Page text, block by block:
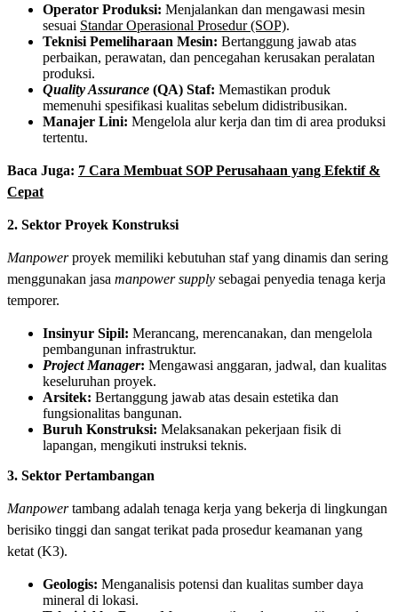
Operator Produksi: Menjalankan dan mengawasi mesin
sesuai Standar Operasional Prosedur (SOP).
Teknisi Pemeliharaan Mesin: Bertanggung jawab atas
perbaikan, perawatan, dan pencegahan kerusakan peralatan
produksi.
Quality Assurance (QA) Staf: Memastikan produk
memenuhi spesifikasi kualitas sebelum didistribusikan.
Manajer Lini: Mengelola alur kerja dan tim di area produksi
tertentu.
Baca Juga: 7 Cara Membuat SOP Perusahaan yang Efektif &
Cepat
2. Sektor Proyek Konstruksi
Manpowerproyek memiliki kebutuhan staf yang dinamis dan sering
menggunakan jasa manpower supply sebagai penyedia tenaga kerja
temporer.
Insinyur Sipil: Merancang, merencanakan, dan mengelola
pembangunan infrastruktur.
Project Manager: Mengawasi anggaran, jadwal, dan kualitas
keseluruhan proyek.
Arsitek: Bertanggung jawab atas desain estetika dan
fungsionalitas bangunan.
Buruh Konstruksi: Melaksanakan pekerjaan fisik di
lapangan, mengikuti instruksi teknis.
3. Sektor Pertambangan
Manpowertambang adalah tenaga kerja yang bekerja di lingkungan
berisiko tinggi dan sangat terikat pada prosedur keamanan yang
ketat (K3).
Geologis: Menganalisis potensi dan kualitas sumber daya
mineral di lokasi.